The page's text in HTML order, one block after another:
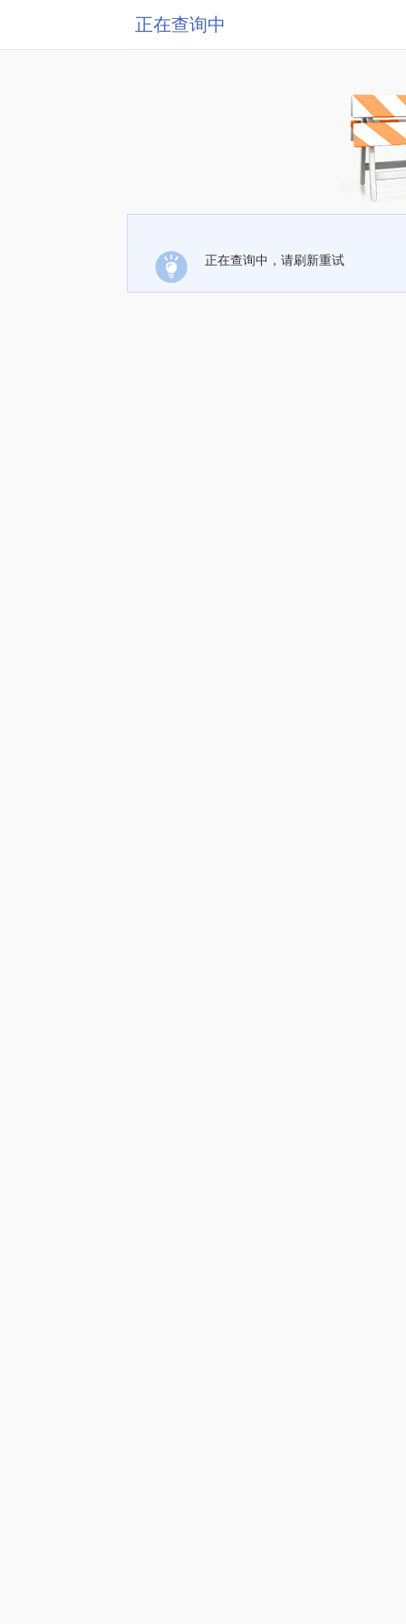
正在查询中
正在查询中，请刷新重试